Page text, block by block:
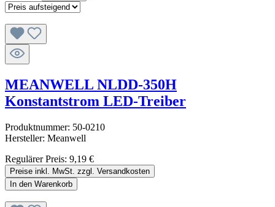
MEANWELL NLDD-350H
Konstantstrom LED-Treiber
Produktnummer: 50-0210
Hersteller: Meanwell
Regulärer Preis: 9,19 €
Preise inkl. MwSt. zzgl. Versandkosten
In den Warenkorb